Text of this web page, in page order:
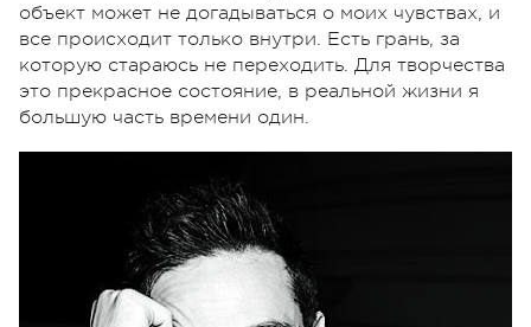
объект может не догадываться о моих чувствах, и
все происходит только внутри. Есть грань, за
которую стараюсь не переходить. Для творчества
это прекрасное состояние, в реальной жизни я
большую часть времени один.